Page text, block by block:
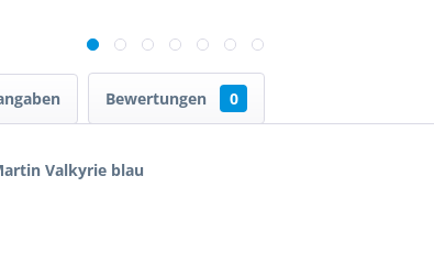
Bewertungen 0
Valkyrie blau